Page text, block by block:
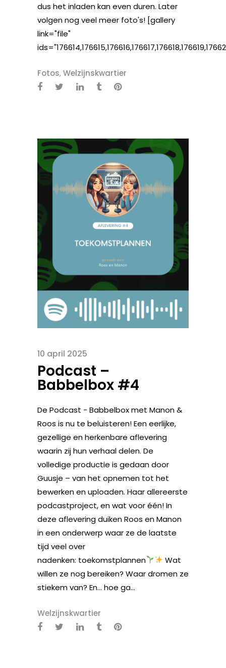
dus het inladen kan even duren. Later
volgen nog veel meer foto's! [gallery
link="file"
Fotos,Welzijnskwartier
10 april 2025
Podcast –
Babbelbox #4
De Podcast - Babbelbox met Manon &
Roos is nu te beluisteren! Een eerlijke,
gezellige en herkenbare aflevering
waarin zij hun verhaal delen. De
volledige productie is gedaan door
Guusje – van het opnemen tot het
bewerken en uploaden. Haar allereerste
podcastproject, en wat voor één! In
deze aflevering duiken Roos en Manon
in een onderwerp waar ze de laatste
tijd veel over
nadenken: toekomstplannen
Wat
willen ze nog bereiken? Waar dromen ze
stiekem van? En… hoe ga...
Welzijnskwartier